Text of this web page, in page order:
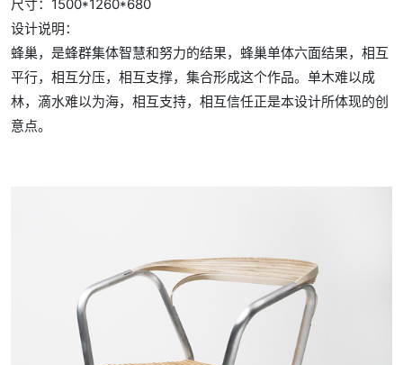
尺寸：1500*1260*680
设计说明：
蜂巢，是蜂群集体智慧和努力的结果，蜂巢单体六面结果，相互
平行，相互分压，相互支撑，集合形成这个作品。单木难以成
林，滴水难以为海，相互支持，相互信任正是本设计所体现的创
意点。